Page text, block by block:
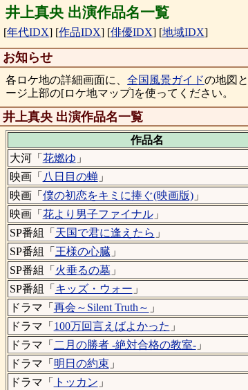
井上真央 出演作品名一覧
[年代IDX] [作品IDX] [俳優IDX] [地域IDX]
お知らせ
各ロケ地の詳細画面に、 全国風景ガイドの地図と
ージ上部の[ロケ地マップ]を使ってください。
井上真央 出演作品名一覧
作品名
大河「 花燃ゆ 」
映画「 八日目の蝉」
映画「 僕の初恋をキミに捧ぐ(映画版)」
映画「 花より男子ファイナル」
SP番組「 天国で君に逢えたら 」
SP番組「 王様の心臓 」
SP番組「 火垂るの墓 」
SP番組「 キッズ・ウォー 」
ドラマ「 再会～Silent Truth～ 」
ドラマ「 100万回言えばよかった 」
ドラマ「 二月の勝者 -絶対合格の教室-」
ドラマ「 明日の約束 」
ドラマ「
トッカン 」